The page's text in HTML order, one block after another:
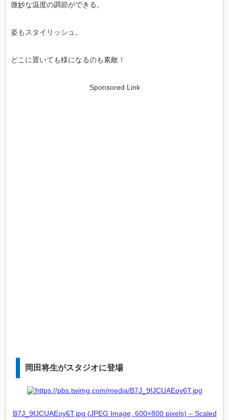
微妙な温度の調節ができる。
姿もスタイリッシュ。
どこに置いても様になるのも素敵！
Sponsored Link
岡田将生がスタジオに登場
B7J_9fJCUAEoy6T.jpg (JPEG Image, 600×800 pixels) – Scaled